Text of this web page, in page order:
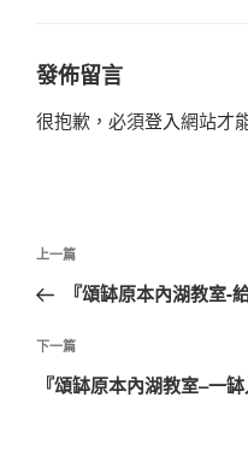
發佈留言
很抱歉，必須登入網站才
文
導
覽
上
一
文
章
上一篇
『頌缽原本內湖教室-
下
一
下一篇
『頌缽原本內湖教室–一